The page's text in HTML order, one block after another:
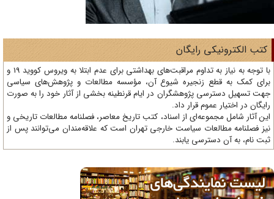
الکترونیکی رایگان
با توجه به نیاز به تداوم مراقبت‌های بهداشتی برای عدم ابتلا به ویروس کووید 19 و
کمک به قطع زنجیره شیوع آن، مؤسسه مطالعات و پژوهش‌های سیاسی
تسهیل دسترسی پژوهشگران در ایام قرنطینه بخشی از آثار خود را به صورت
در اختیار عموم قرار داد.
آثار شامل مجموعه‌ای از اسناد، کتب تاریخ معاصر، فصلنامه‌ مطالعات تاریخی و
فصلنامه مطالعات سیاست خارجی تهران است که علاقه‌مندان می‌توانند پس از
نام، به آن دسترسی یابند.